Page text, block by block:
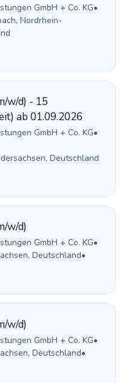
GmbH + Co. KG•
Nordrhein-
w/d) - 15
ab 01.09.2026
GmbH + Co. KG•
Deutschland
w/d)
GmbH + Co. KG•
Deutschland•
w/d)
GmbH + Co. KG•
Deutschland•